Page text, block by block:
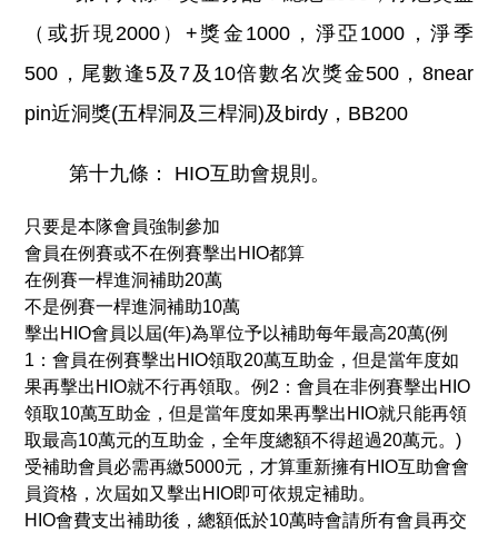
（或折現2000）+獎金1000，淨亞1000，淨季
500，尾數逢5及7及10倍數名次獎金500，8near
pin近洞獎(五桿洞及三桿洞)及birdy，BB200
第十九條： HIO互助會規則。
只要是本隊會員強制參加
會員在例賽或不在例賽擊出HIO都算
在例賽一桿進洞補助20萬
不是例賽一桿進洞補助10萬
擊出HIO會員以屆(年)為單位予以補助每年最高20萬(例
1：會員在例賽擊出HIO領取20萬互助金，但是當年度如
果再擊出HIO就不行再領取。例2：會員在非例賽擊出HIO
領取10萬互助金，但是當年度如果再擊出HIO就只能再領
取最高10萬元的互助金，全年度總額不得超過20萬元。)
受補助會員必需再繳5000元，才算重新擁有HIO互助會會
員資格，次屆如又擊出HIO即可依規定補助。
HIO會費支出補助後，總額低於10萬時會請所有會員再交